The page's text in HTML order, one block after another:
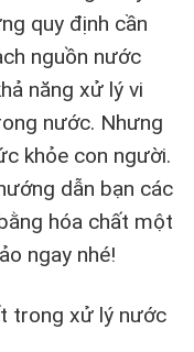
quy định cần
nguồn nước
năng xử lý vi
nước. Nhưng
khỏe con người.
dẫn bạn các
hóa chất một
ngay nhé!